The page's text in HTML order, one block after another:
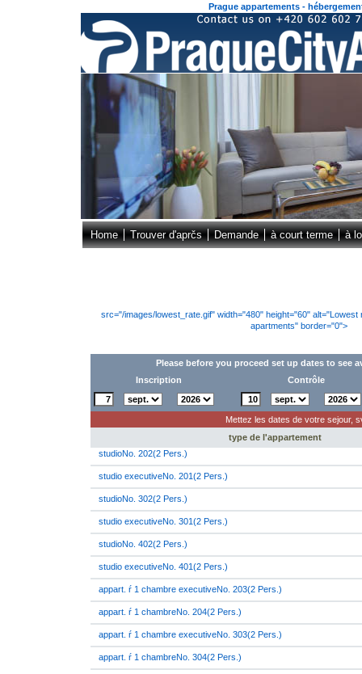
Prague appartements -
Home Trouver d'aprčs Demande à court terme à
src="/images/lowest_rate.gif" width="480" height="60"
apartments" border="0">
Please before you proceed set up dates to see
Inscription
Contrôle
Mettez les dates de votre sejour,
type de l'appartement
studioNo. 202(2 Pers.)
studio executiveNo. 201(2 Pers.)
studioNo. 302(2 Pers.)
studio executiveNo. 301(2 Pers.)
studioNo. 402(2 Pers.)
studio executiveNo. 401(2 Pers.)
appart. ŕ 1 chambre executiveNo. 203(2 Pers.)
appart. ŕ 1 chambreNo. 204(2 Pers.)
appart. ŕ 1 chambre executiveNo. 303(2 Pers.)
appart. ŕ 1 chambreNo. 304(2 Pers.)